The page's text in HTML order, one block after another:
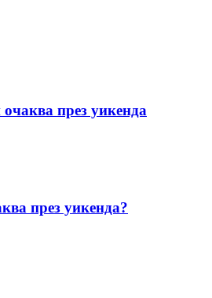
през уикенда
през уикенда?